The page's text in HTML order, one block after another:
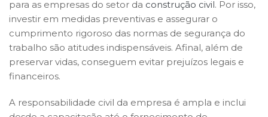
para as empresas do setor da construção civil. Por isso,
investir em medidas preventivas e assegurar o
cumprimento rigoroso das normas de segurança do
trabalho são atitudes indispensáveis. Afinal, além de
preservar vidas, conseguem evitar prejuízos legais e
financeiros.
A responsabilidade civil da empresa é ampla e inclui